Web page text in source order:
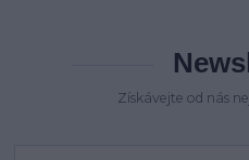
Získávejte od nás